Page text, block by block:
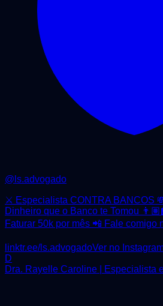
@ ls.advogado
⚔️ Especialista CONTRA BANCOS
Dinheiro que o Banco te Tomou
Faturar 50k por mês 📲 Fale comigo
linktr.ee/ls.advogadoVer no
D
Dra. Rayelle Caroline | Especialista